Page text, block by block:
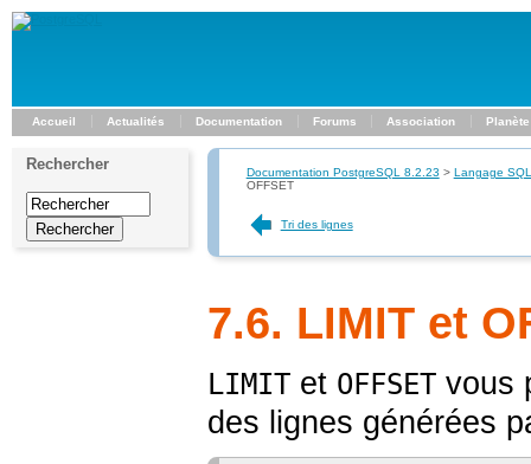
Accueil Actualités Documentation Forums Association Planète
Rechercher Documentation PostgreSQL 8.2.23 > Langage SQL
OFFSET
Tri des lignes
7.6. LIMIT et
LIMIT et OFFSET vous
des lignes générées